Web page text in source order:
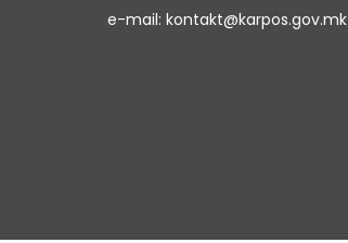
e-mail: kontakt@karpos.gov.mk